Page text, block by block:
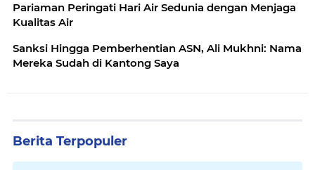
Pariaman Peringati Hari Air Sedunia dengan Menjaga
Kualitas Air
Sanksi Hingga Pemberhentian ASN, Ali Mukhni: Nama
Mereka Sudah di Kantong Saya
Berita Terpopuler